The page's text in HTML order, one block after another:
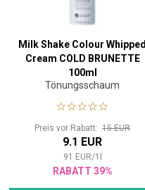
Milk Shake Colour Whipped
Cream COLD BRUNETTE
100ml
Tönungsschaum
Preis vor Rabatt: 15 EUR
9.1 EUR
91 EUR/1
RABATT 39%